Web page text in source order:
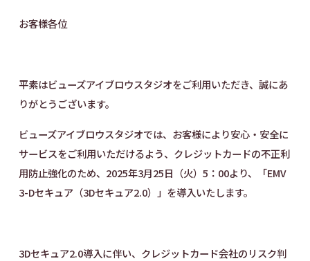
お客様各位
平素はビューズアイブロウスタジオをご利用いただき、誠にあ
りがとうございます。
ビューズアイブロウスタジオでは、お客様により安心・安全に
サービスをご利用いただけるよう、クレジットカードの不正利
用防止強化のため、2025年3月25日（火）5：00より、「EMV
3-Dセキュア（3Dセキュア2.0）」を導入いたします。
3Dセキュア2.0導入に伴い、クレジットカード会社のリスク判